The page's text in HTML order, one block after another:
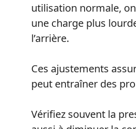
utilisation normale,
une charge plus
l’arrière.
Ces ajustements
peut entraîner des
Vérifiez souvent la